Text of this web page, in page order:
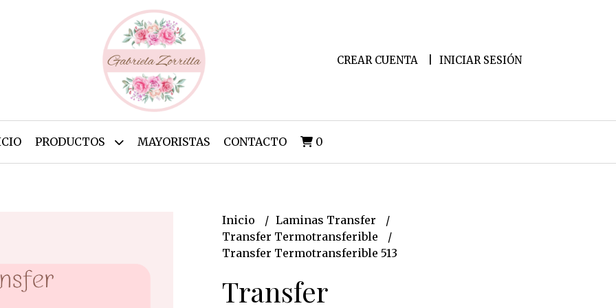
CREAR CUENTA INICIAR SESIÓN
PRODUCTOS MAYORISTAS CONTACTO 0
Inicio
Laminas Transfer
Transfer Termotransferible
Transfer Termotransferible 513
Transfer